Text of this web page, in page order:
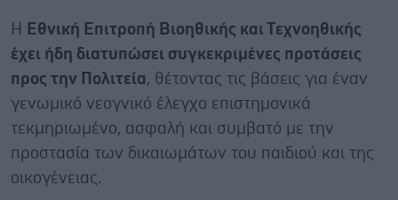
Η
Εθνική Επιτροπή Βιοηθικής και Τεχνοηθικής
έχει ήδη διατυπώσει συγκεκριμένες προτάσεις
προς την Πολιτεία, θέτοντας τις βάσεις για έναν
γενωμικό νεογνικό έλεγχο επιστημονικά
τεκμηριωμένο, ασφαλή και συμβατό με την
προστασία των δικαιωμάτων του παιδιού και της
οικογένειας.